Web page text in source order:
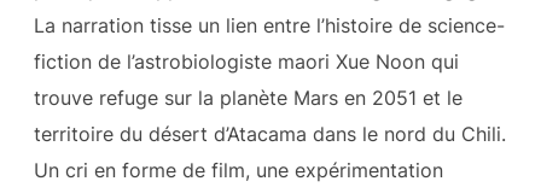
La narration tisse un lien entre l’histoire de science-
fiction de l’astrobiologiste maori Xue Noon qui
trouve refuge sur la planète Mars en 2051 et le
territoire du désert d’Atacama dans le nord du Chili.
Un cri en forme de film, une expérimentation